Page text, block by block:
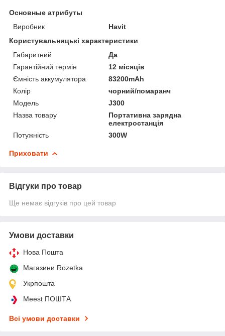
Основные атрибуты
Виробник
Havit
Користувальницькі характеристики
Габаритний
Да
Гарантійний термін
12 місяців
Ємність аккумулятора
83200mAh
Колір
чорний/помаранч
Мoдель
J300
Назва товару
Портативна зарядна
електростанція
Потужність
300W
Приховати
Відгуки про товар
Ще немає відгуків про цей товар
Умови доставки
Нова Пошта
Магазини Rozetka
Укрпошта
Meest ПОШТА
Всі умови доставки